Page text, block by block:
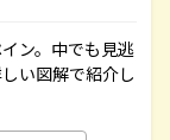
ン。中でも見逃
い図解で紹介し